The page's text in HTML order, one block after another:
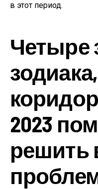
в этот период.
Четыре
2023
решить